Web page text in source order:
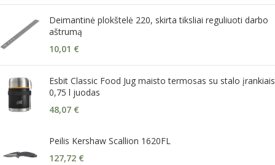
Deimantinė plokštelė 220, skirta tiksliai reguliuoti darbo
aštrumą
10,01 €
Esbit Classic Food Jug maisto termosas su stalo įrankiais
0,75 l juodas
48,07 €
Peilis Kershaw Scallion 1620FL
127,72 €